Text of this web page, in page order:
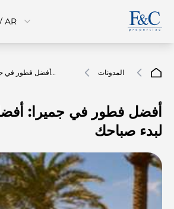
AR
المدونات
أفضل فطور في
أفضل فطور في جميرا:
لبدء صباحك